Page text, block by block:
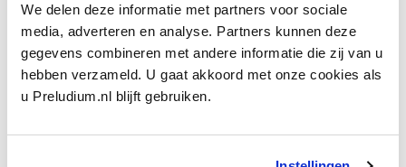
We delen deze informatie met partners voor sociale
media, adverteren en analyse. Partners kunnen deze
gegevens combineren met andere informatie die zij van u
hebben verzameld. U gaat akkoord met onze cookies als
u Preludium.nl blijft gebruiken.